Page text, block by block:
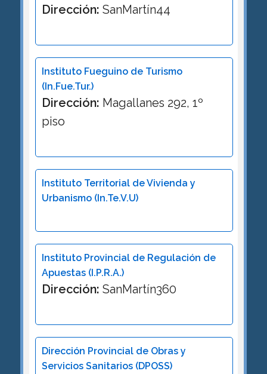
Dirección: SanMartín44
Instituto Fueguino de Turismo
(In.Fue.Tur.)
Dirección: Magallanes 292, 1º
piso
Instituto Territorial de Vivienda y
Urbanismo (In.Te.V.U)
Instituto Provincial de Regulación de
Apuestas (I.P.R.A.)
Dirección: SanMartín360
Dirección Provincial de Obras y
Servicios Sanitarios (DPOSS)